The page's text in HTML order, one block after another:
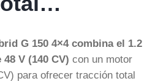
G 150 4×4 combina el 1.2
V (140 CV) con un motor
para ofrecer tracción total